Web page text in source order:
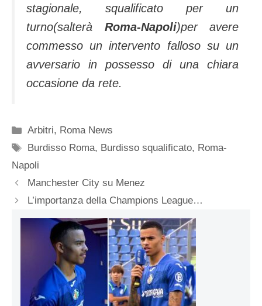
stagionale, squalificato per un
turno(salterà Roma-Napoli)per avere
commesso un intervento falloso su un
avversario in possesso di una chiara
occasione da rete.
Categorie
Arbitri, Roma News
Tag
Burdisso Roma, Burdisso squalificato, Roma-
Napoli
Manchester City su Menez
L’importanza della Champions League…